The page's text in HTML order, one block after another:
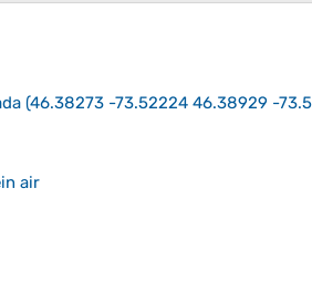
(46.38273 -73.52224 46.38929 -
air